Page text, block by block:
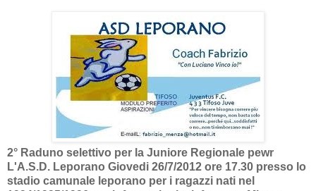
2° Raduno selettivo per la Juniore Regionale pewr
L'A.S.D. Leporano Giovedi 26/7/2012 ore 17.30 presso lo
stadio camunale leporano per i ragazzi nati nel